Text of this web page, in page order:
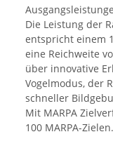
Die Leistung der
entspricht einem
eine Reichweite
über innovative
Vogelmodus, der
schneller
Mit MARPA
100 MARPA-Zielen.